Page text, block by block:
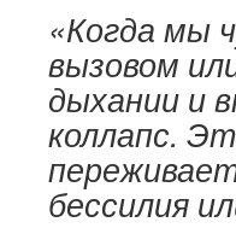
«Когда мы
вызовом
дыхании и
коллапс.
бессилия